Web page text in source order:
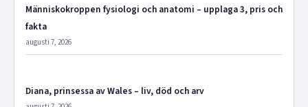
Människokroppen fysiologi och anatomi – upplaga 3, pris och
fakta
augusti 7, 2026
Diana, prinsessa av Wales – liv, död och arv